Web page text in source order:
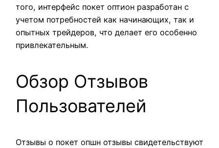
того, интерфейс покет оптион разработан с
учетом потребностей как начинающих, так и
опытных трейдеров, что делает его особенно
привлекательным.
Обзор Отзывов
Пользователей
Отзывы о покет опшн отзывы свидетельствуют